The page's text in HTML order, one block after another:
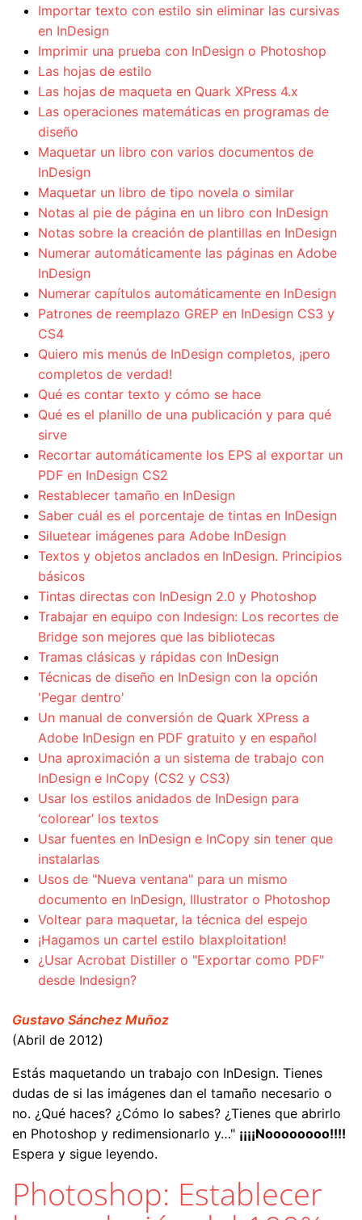
Importar texto con estilo sin eliminar las cursivas
en InDesign
Imprimir una prueba con InDesign o Photoshop
Las hojas de estilo
Las hojas de maqueta en Quark XPress 4.x
Las operaciones matemáticas en programas de
diseño
Maquetar un libro con varios documentos de
InDesign
Maquetar un libro de tipo novela o similar
Notas al pie de página en un libro con InDesign
Notas sobre la creación de plantillas en InDesign
Numerar automáticamente las páginas en Adobe
InDesign
Numerar capítulos automáticamente en InDesign
Patrones de reemplazo GREP en InDesign CS3 y
CS4
Quiero mis menús de InDesign completos, ¡pero
completos de verdad!
Qué es contar texto y cómo se hace
Qué es el planillo de una publicación y para qué
sirve
Recortar automáticamente los EPS al exportar un
PDF en InDesign CS2
Restablecer tamaño en InDesign
Saber cuál es el porcentaje de tintas en InDesign
Siluetear imágenes para Adobe InDesign
Textos y objetos anclados en InDesign. Principios
básicos
Tintas directas con InDesign 2.0 y Photoshop
Trabajar en equipo con Indesign: Los recortes de
Bridge son mejores que las bibliotecas
Tramas clásicas y rápidas con InDesign
Técnicas de diseño en InDesign con la opción
'Pegar dentro'
Un manual de conversión de Quark XPress a
Adobe InDesign en PDF gratuito y en español
Una aproximación a un sistema de trabajo con
InDesign e InCopy (CS2 y CS3)
Usar los estilos anidados de InDesign para
‘colorear’ los textos
Usar fuentes en InDesign e InCopy sin tener que
instalarlas
Usos de "Nueva ventana" para un mismo
documento en InDesign, Illustrator o Photoshop
Voltear para maquetar, la técnica del espejo
¡Hagamos un cartel estilo blaxploitation!
¿Usar Acrobat Distiller o "Exportar como PDF"
desde Indesign?
Gustavo Sánchez Muñoz
(Abril de 2012)
Estás maquetando un trabajo con InDesign. Tienes
dudas de si las imágenes dan el tamaño necesario o
no. ¿Qué haces? ¿Cómo lo sabes? ¿Tienes que abrirlo
en Photoshop y redimensionarlo y…" ¡¡¡¡Noooooooo!!!!
Espera y sigue leyendo.
Photoshop: Establecer